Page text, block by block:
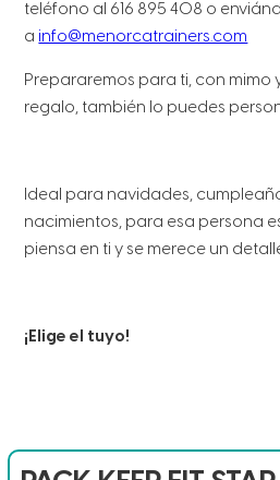
teléfono al 616 895 408 o
a info@menorcatrainers.com
Prepararemos para ti, con mimo
regalo, también lo puedes
Ideal para navidades,
nacimientos, para esa persona
piensa en ti y se merece un
¡Elige el tuyo!